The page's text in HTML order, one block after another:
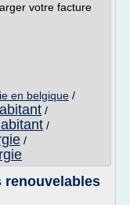
votre facture
en belgique /
/
/
/
renouvelables